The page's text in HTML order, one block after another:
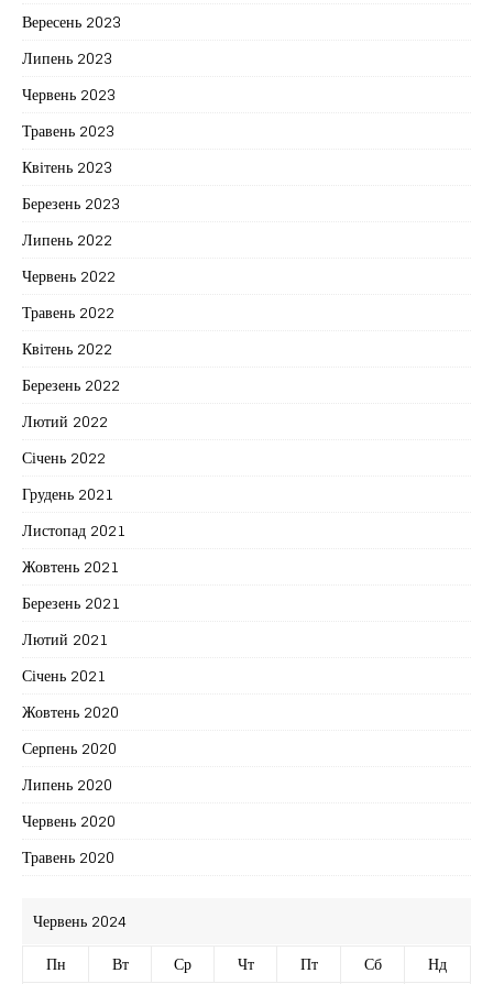
Вересень 2023
Липень 2023
Червень 2023
Травень 2023
Квітень 2023
Березень 2023
Липень 2022
Червень 2022
Травень 2022
Квітень 2022
Березень 2022
Лютий 2022
Січень 2022
Грудень 2021
Листопад 2021
Жовтень 2021
Березень 2021
Лютий 2021
Січень 2021
Жовтень 2020
Серпень 2020
Липень 2020
Червень 2020
Травень 2020
Червень 2024
Пн
Вт Ср Чт Пт Сб Нд